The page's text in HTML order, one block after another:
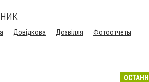
Довідкова Дозвілля Фотоотчеты